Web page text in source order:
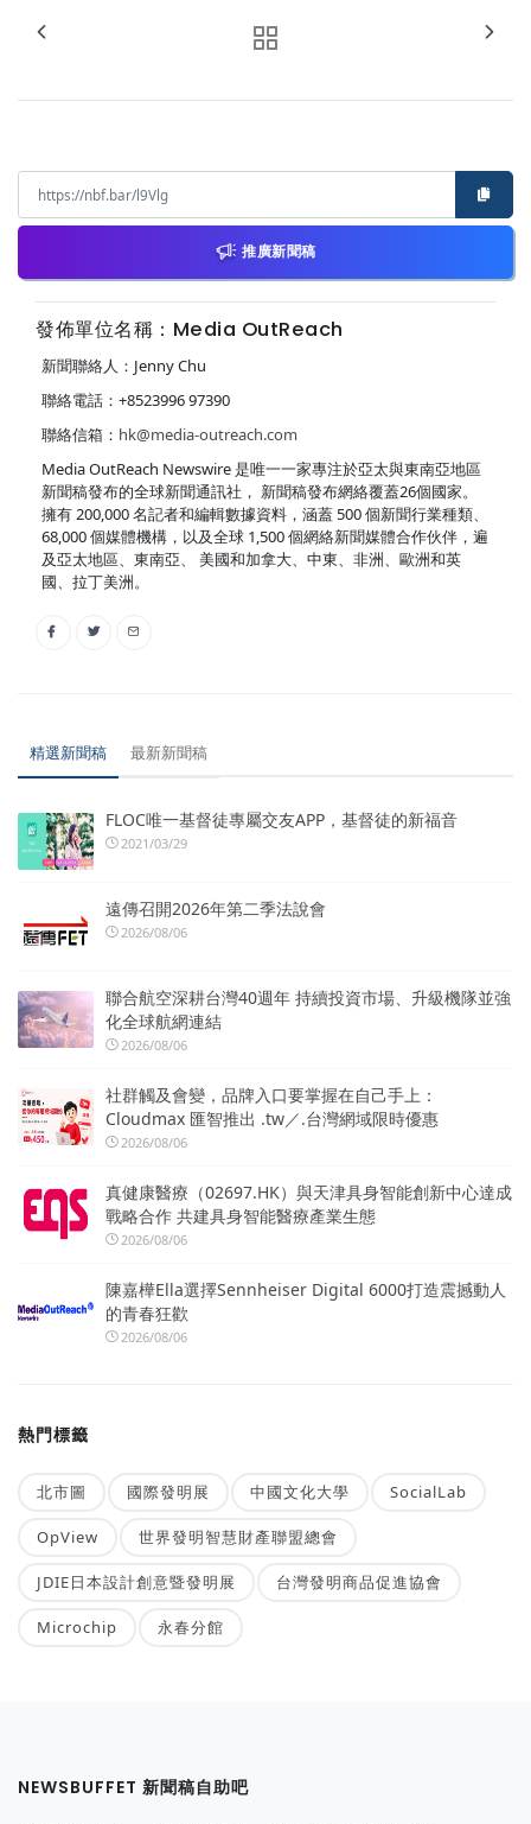
推廣新聞稿
發佈單位名稱：Media OutReach
新聞聯絡人：Jenny Chu
聯絡電話：+8523996 97390
聯絡信箱： hk@media-outreach.com
Media OutReach Newswire 是唯一一家專注於亞太與東南亞地區
新聞稿發布的全球新聞通訊社， 新聞稿發布網絡覆蓋26個國家。
擁有 200,000 名記者和編輯數據資料，涵蓋 500 個新聞行業種類、
68,000 個媒體機構，以及全球 1,500 個網絡新聞媒體合作伙伴，遍
及亞太地區、東南亞、 美國和加拿大、中東、非洲、歐洲和英
國、拉丁美洲。
精選新聞稿 最新新聞稿
FLOC唯一基督徒專屬交友APP，基督徒的新福音
2021/03/29
遠傳召開2026年第二季法說會
2026/08/06
聯合航空深耕台灣40週年 持續投資市場、升級機隊並強
化全球航網連結
2026/08/06
社群觸及會變，品牌入口要掌握在自己手上：
Cloudmax 匯智推出 .tw／.台灣網域限時優惠
2026/08/06
真健康醫療（02697.HK）與天津具身智能創新中心達成
戰略合作 共建具身智能醫療產業生態
2026/08/06
陳嘉樺Ella選擇Sennheiser Digital 6000打造震撼動人
的青春狂歡
2026/08/06
熱門標籤
北市圖 國際發明展 中國文化大學 SocialLab
OpView 世界發明智慧財產聯盟總會
JDIE日本設計創意暨發明展 台灣發明商品促進協會
Microchip 永春分館
NEWSBUFFET 新聞稿自助吧